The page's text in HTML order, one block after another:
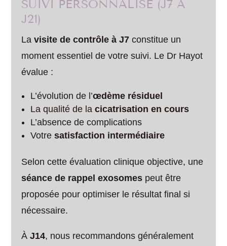
SUIVI PERSONNALISÉ (J7 À
J21)
Lavisite de contrôle à J7 constitue un
moment essentiel de votre suivi. Le Dr Hayot
évalue :
L’évolution de l’œdème résiduel
La qualité de lacicatrisation en cours
L’absence de complications
Votresatisfaction intermédiaire
Selon cette évaluation clinique objective, une
séance de rappel exosomes peut être
proposée pour optimiser le résultat final si
nécessaire.
ÀJ14, nous recommandons généralement